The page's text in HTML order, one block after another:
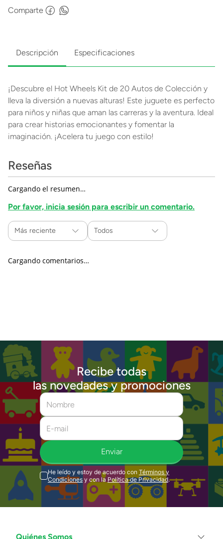
Comparte
Descripción Especificaciones
¡Descubre el Hot Wheels Kit de 20 Autos de Colección y
lleva la diversión a nuevas alturas! Este juguete es perfecto
para niños y niñas que aman las carreras y la aventura. Ideal
para crear historias emocionantes y fomentar la
imaginación. ¡Acelera tu juego con estilo!
Reseñas
Cargando el resumen…
Por favor, inicia sesión para escribir un comentario.
Más reciente Todos
Cargando comentarios…
Recibe todas
las novedades y promociones
Enviar
He leído y estoy de acuerdo con Términos y
Condiciones y con la Política de Privacidad.
Quiénes Somos